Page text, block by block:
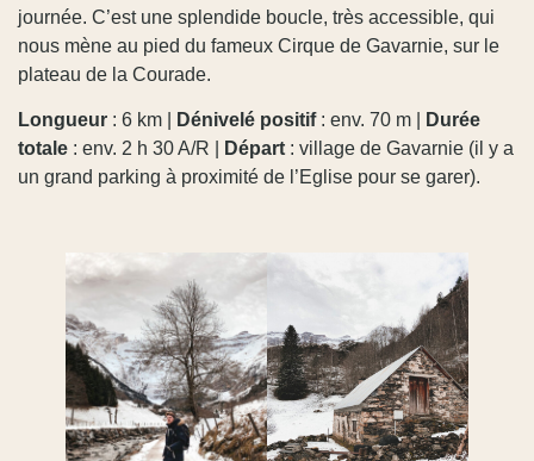
journée. C’est une splendide boucle, très accessible, qui
nous mène au pied du fameux Cirque de Gavarnie, sur le
plateau de la Courade.
Longueur : 6 km | Dénivelé positif : env. 70 m |
Durée
totale : env. 2 h 30 A/R | Départ : village de Gavarnie (il y a
un grand parking à proximité de l’Eglise pour se garer).